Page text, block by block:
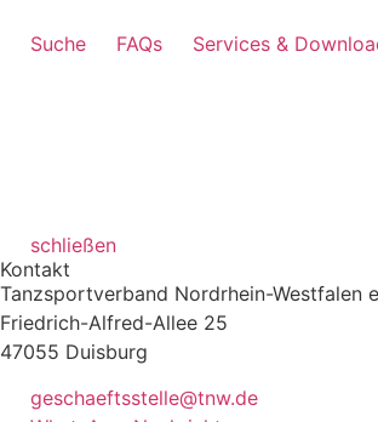
Suche FAQs Services &
schließen
Kontakt
Tanzsportverband Nordrhein-Westfalen
Friedrich-Alfred-Allee 25
47055 Duisburg
geschaeftsstelle@tnw.de